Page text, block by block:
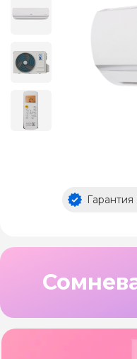
Гарантия